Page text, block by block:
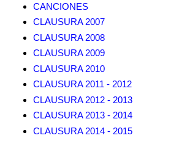
CANCIONES
CLAUSURA 2007
CLAUSURA 2008
CLAUSURA 2009
CLAUSURA 2010
CLAUSURA 2011 - 2012
CLAUSURA 2012 - 2013
CLAUSURA 2013 - 2014
CLAUSURA 2014 - 2015